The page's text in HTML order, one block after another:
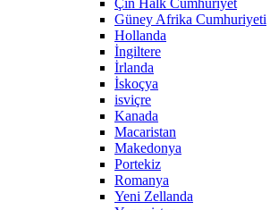
Güney Afrika Cumhuriyeti
Hollanda
İngiltere
İrlanda
İskoçya
isviçre
Kanada
Macaristan
Makedonya
Portekiz
Romanya
Yeni Zellanda